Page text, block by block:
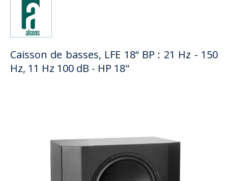
Caisson de basses, LFE 18“ BP : 21 Hz - 150
Hz, 11 Hz 100 dB - HP 18"